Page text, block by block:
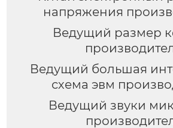
напряжения
Ведущий размер
Ведущий большая
схема эвм
Ведущий звуки